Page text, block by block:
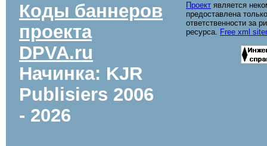
Коды баннеров
проекта
DPVA.ru
Начинка: KJR
Publisiers 2006
- 2026
Проект является
предоставлена
ответственности за
ресурса. Free xml